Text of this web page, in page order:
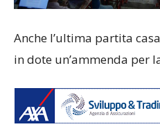
Anche l’ultima partita
in dote un’ammenda per